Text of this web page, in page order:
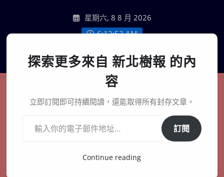
content
星期六, 8 8 月 2026
6:12:55 AM
聯絡我們
新北樹報
在地、記憶、連結、創生
探索更多來自 新北樹報 的內
容
立即訂閱即可持續閱讀，還能取得所有封存文章。
訂閱
Continue reading